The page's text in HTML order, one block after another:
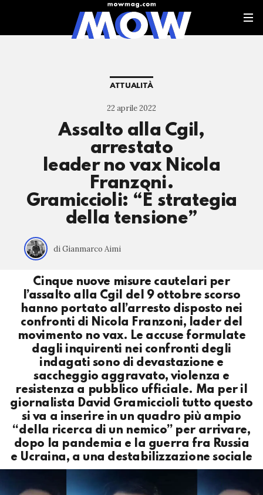
ATTUALITÀ
22 aprile 2022
Assalto alla Cgil,
arrestato
leader no vax Nicola
Franzoni.
Gramiccioli: “È strategia
della tensione”
di Gianmarco Aimi
Cinque nuove misure cautelari per
l’assalto alla Cgil del 9 ottobre scorso
hanno portato all’arresto disposto nei
confronti di Nicola Franzoni, lader del
movimento no vax. Le accuse formulate
dagli inquirenti nei confronti degli
indagati sono di devastazione e
saccheggio aggravato, violenza e
resistenza a pubblico ufficiale. Ma per il
giornalista David Gramiccioli tutto questo
si va a inserire in un quadro più ampio
“della ricerca di un nemico” per arrivare,
dopo la pandemia e la guerra fra Russia
e Ucraina, a una destabilizzazione sociale